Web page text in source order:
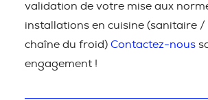
validation de votre mise aux
installations en cuisine (sanitaire /
chaîne du froid) Contactez-nous
engagement !